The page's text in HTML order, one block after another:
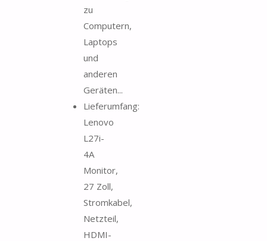
zu
Computern,
Laptops
und
anderen
Geräten...
Lieferumfang:
Lenovo
L27i-
4A
Monitor,
27 Zoll,
Stromkabel,
Netzteil,
HDMI-